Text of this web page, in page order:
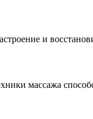
и
массажа